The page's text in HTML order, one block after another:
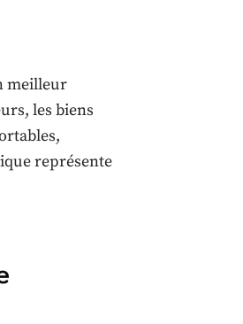
meilleur
les biens
représente